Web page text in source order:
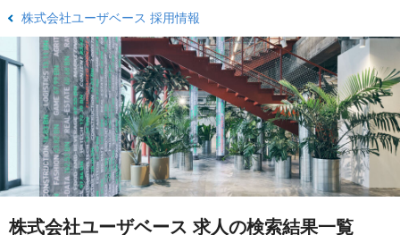
株式会社ユーザベース 採用情報
株式会社ユーザベース 求人の検索結果一覧